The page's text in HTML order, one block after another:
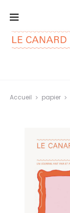
Accueil papier